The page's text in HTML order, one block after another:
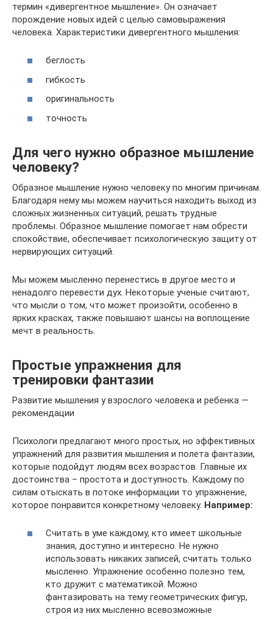
термин «дивергентное мышление». Он означает
порождение новых идей с целью самовыражения
человека. Характеристики дивергентного мышления:
беглость
гибкость
оригинальность
точность
Для чего нужно образное мышление
человеку?
Образное мышление нужно человеку по многим причинам.
Благодаря нему мы можем научиться находить выход из
сложных жизненных ситуаций, решать трудные
проблемы. Образное мышление помогает нам обрести
спокойствие, обеспечивает психологическую защиту от
нервирующих ситуаций.
Мы можем мысленно перенестись в другое место и
ненадолго перевести дух. Некоторые ученые считают,
что мысли о том, что может произойти, особенно в
ярких красках, также повышают шансы на воплощение
мечт в реальность.
Простые упражнения для
тренировки фантазии
Развитие мышления у взрослого человека и ребенка —
рекомендации
Психологи предлагают много простых, но эффективных
упражнений для развития мышления и полета фантазии,
которые подойдут людям всех возрастов. Главные их
достоинства – простота и доступность. Каждому по
силам отыскать в потоке информации то упражнение,
которое понравится конкретному человеку. Например:
Считать в уме каждому, кто имеет школьные
знания, доступно и интересно. Не нужно
использовать никаких записей, считать только
мысленно. Упражнение особенно полезно тем,
кто дружит с математикой. Можно
фантазировать на тему геометрических фигур,
строя из них мысленно всевозможные